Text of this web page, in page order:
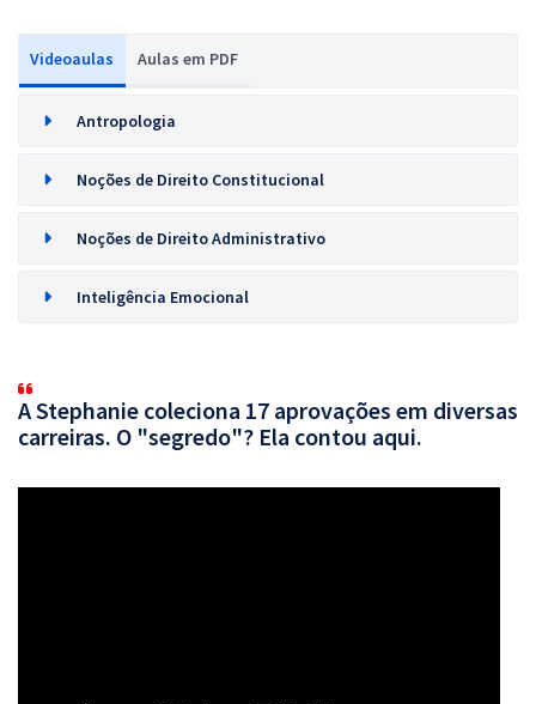
Videoaulas Aulas em PDF
Antropologia
Noções de Direito Constitucional
Noções de Direito Administrativo
Inteligência Emocional
A Stephanie coleciona 17 aprovações em diversas
carreiras. O "segredo"? Ela contou aqui.